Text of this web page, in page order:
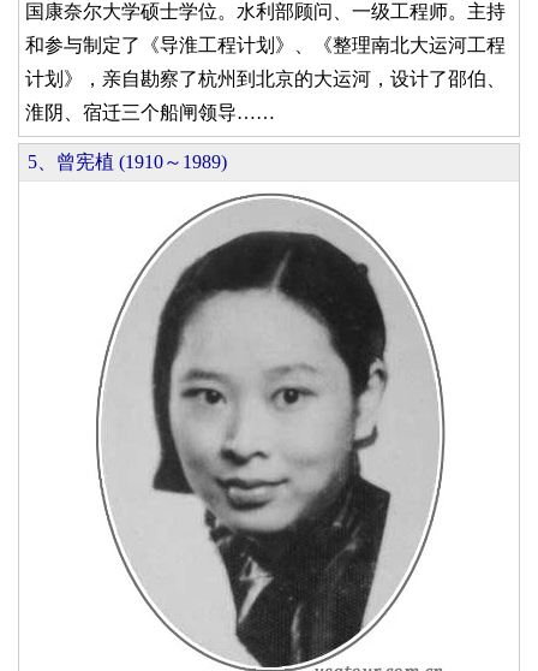
国康奈尔大学硕士学位。水利部顾问、一级工程师。主持
和参与制定了《导淮工程计划》、《整理南北大运河工程
计划》，亲自勘察了杭州到北京的大运河，设计了邵伯、
淮阴、宿迁三个船闸领导……
5、曾宪植 (1910～1989)